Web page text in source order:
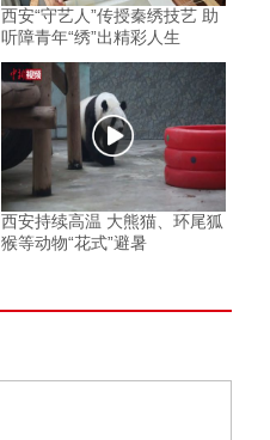
西安“守艺人”传授秦绣技艺 助
听障青年“绣”出精彩人生
西安持续高温 大熊猫、环尾狐
猴等动物“花式”避暑